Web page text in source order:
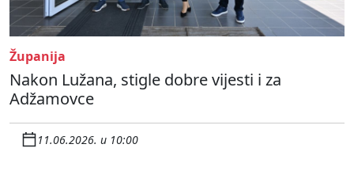
Županija
Nakon Lužana, stigle dobre vijesti i za
Adžamovce
11.06.2026. u 10:00